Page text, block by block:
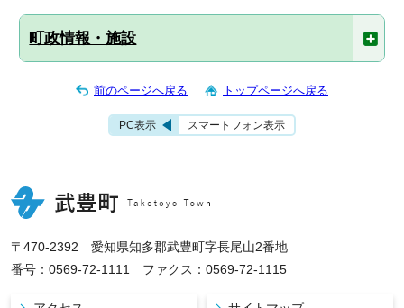
町政情報・施設
前のページへ戻る トップページへ戻る
PC表示 スマートフォン表示
〒470-2392 愛知県知多郡武豊町字長尾山2番地
番号：0569-72-1111 ファクス：0569-72-1115